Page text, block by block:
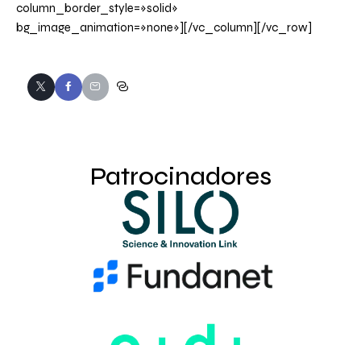
column_border_style=»solid»
bg_image_animation=»none»][/vc_column][/vc_row]
Patrocinadores